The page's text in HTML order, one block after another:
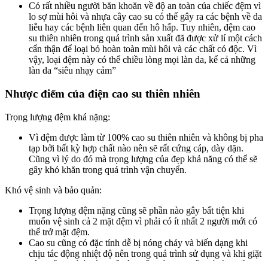
Có rất nhiều người băn khoăn về độ an toàn của chiếc đệm vì
lo sợ mùi hôi và nhựa cây cao su có thể gây ra các bệnh về da
liễu hay các bệnh liên quan đến hô hấp. Tuy nhiên, đệm cao
su thiên nhiên trong quá trình sản xuất đã được xử lí một cách
cẩn thận để loại bỏ hoàn toàn mùi hôi và các chất có độc. Vì
vậy, loại đệm này có thể chiều lòng mọi làn da, kể cả những
làn da “siêu nhạy cảm”
Nhược điểm của điện cao su thiên nhiên
Trọng lượng đệm khá nặng:
Vì đệm được làm từ 100% cao su thiên nhiên và không bị pha
tạp bởi bất kỳ hợp chất nào nên sẽ rất cứng cáp, dày dặn.
Cũng vì lý do đó mà trọng lượng của đẹp khả năng có thể sẽ
gây khó khăn trong quá trình vận chuyển.
Khó vệ sinh và bảo quản:
Trọng lượng đệm nặng cũng sẽ phần nào gây bất tiện khi
muốn vệ sinh cả 2 mặt đệm vì phải có ít nhất 2 người mới có
thể trở mặt đệm.
Cao su cũng có đặc tính dễ bị nóng chảy và biến dạng khi
chịu tác động nhiệt độ nên trong quá trình sử dụng và khi giặt